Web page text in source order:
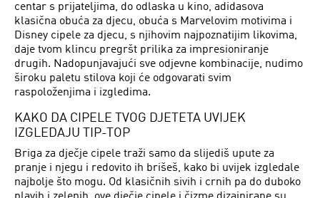
centar s prijateljima, do odlaska u kino, adidasova
klasična obuća za djecu, obuća s Marvelovim motivima i
Disney cipele za djecu, s njihovim najpoznatijim likovima,
daje tvom klincu pregršt prilika za impresioniranje
drugih. Nadopunjavajući sve odjevne kombinacije, nudimo
široku paletu stilova koji će odgovarati svim
raspoloženjima i izgledima.
KAKO DA CIPELE TVOG DJETETA UVIJEK
IZGLEDAJU TIP-TOP
Briga za dječje cipele traži samo da slijediš upute za
pranje i njegu i redovito ih brišeš, kako bi uvijek izgledale
najbolje što mogu. Od klasičnih sivih i crnih pa do duboko